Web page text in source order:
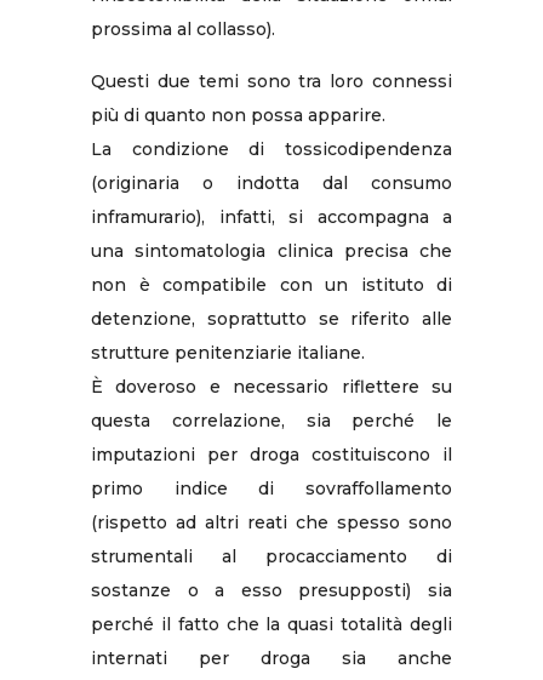
prossima al collasso).
Questi due temi sono tra loro connessi
più di quanto non possa apparire.
La condizione di tossicodipendenza
(originaria o indotta dal consumo
inframurario), infatti, si accompagna a
una sintomatologia clinica precisa che
non è compatibile con un istituto di
detenzione, soprattutto se riferito alle
strutture penitenziarie italiane.
È doveroso e necessario riflettere su
questa correlazione, sia perché le
imputazioni per droga costituiscono il
primo indice di sovraffollamento
(rispetto ad altri reati che spesso sono
strumentali al procacciamento di
sostanze o a esso presupposti) sia
perché il fatto che la quasi totalità degli
internati per droga sia anche